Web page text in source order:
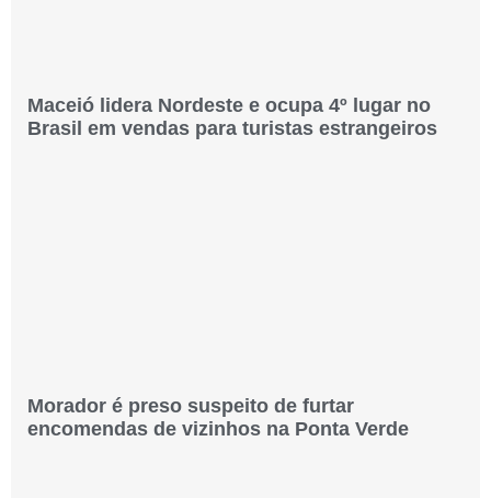
Maceió lidera Nordeste e ocupa 4º lugar no
Brasil em vendas para turistas estrangeiros
Morador é preso suspeito de furtar
encomendas de vizinhos na Ponta Verde